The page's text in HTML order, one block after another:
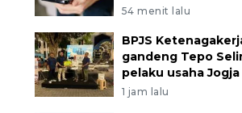
54 menit lalu
BPJS
gandeng Tepo
pelaku usaha Jogja
1 jam lalu